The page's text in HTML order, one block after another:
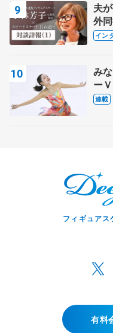
夫
外
ク
イン
み
ー
田
連載
フィギュア
有料